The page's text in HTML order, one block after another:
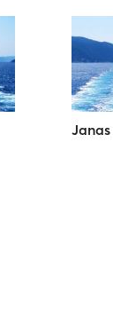
Janas